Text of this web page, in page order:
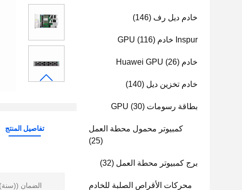
خادم ديل رف (146)
Inspur خادم GPU (116)
خادم Huawei GPU (26)
خادم تخزين ديل (140)
بطاقة رسومات GPU (30)
كمبيوتر محمول محطة العمل
(25)
برج كمبيوتر محطة العمل (32)
محركات الأقراص الصلبة للخادم
تفاصيل المنتج
الضمان